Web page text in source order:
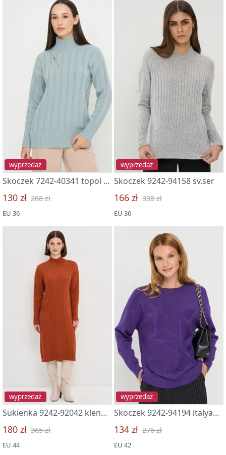
wyprzedaż
Skoczek 7242-40341 topol serebristyj
130 zł 268 zł
EU 36
wyprzedaż
Skoczek 9242-94158 sv.ser
166 zł 338 zł
EU 36
wyprzedaż
Sukienka 9242-92042 klenovyj sirop
180 zł 365 zł
EU 44
wyprzedaż
Skoczek 9242-94194 italyanskaya sliva
134 zł 276 zł
EU 42